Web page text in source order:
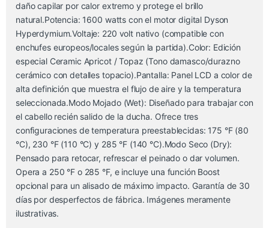
daño capilar por calor extremo y protege el brillo
natural.Potencia: 1600 watts con el motor digital Dyson
Hyperdymium.Voltaje: 220 volt nativo (compatible con
enchufes europeos/locales según la partida).Color: Edición
especial Ceramic Apricot / Topaz (Tono damasco/durazno
cerámico con detalles topacio).Pantalla: Panel LCD a color de
alta definición que muestra el flujo de aire y la temperatura
seleccionada.Modo Mojado (Wet): Diseñado para trabajar con
el cabello recién salido de la ducha. Ofrece tres
configuraciones de temperatura preestablecidas: 175 °F (80
°C), 230 °F (110 °C) y 285 °F (140 °C).Modo Seco (Dry):
Pensado para retocar, refrescar el peinado o dar volumen.
Opera a 250 °F o 285 °F, e incluye una función Boost
opcional para un alisado de máximo impacto. Garantía de 30
días por desperfectos de fábrica. Imágenes meramente
ilustrativas.